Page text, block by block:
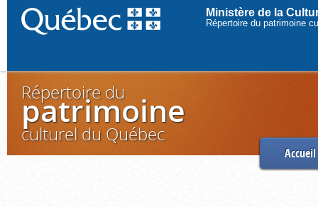
Ministère de la
Répertoire du patrimoine
Répertoire du
patrimoine
culturel du Québec
Accueil